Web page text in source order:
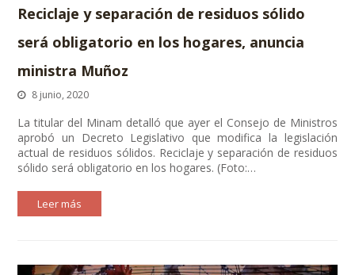
Reciclaje y separación de residuos sólido
será obligatorio en los hogares, anuncia
ministra Muñoz
8 junio, 2020
La titular del Minam detalló que ayer el Consejo de Ministros
aprobó un Decreto Legislativo que modifica la legislación
actual de residuos sólidos. Reciclaje y separación de residuos
sólido será obligatorio en los hogares. (Foto:…
Leer más